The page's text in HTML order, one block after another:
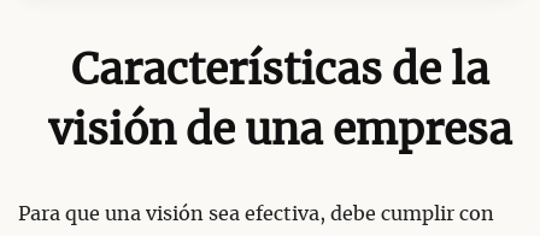
Características de la
visión de una empresa
Para que una visión sea efectiva, debe cumplir con